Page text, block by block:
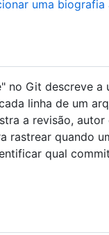
uma biografia
no Git descreve a
linha de um
a revisão, autor
rastrear quando
qual